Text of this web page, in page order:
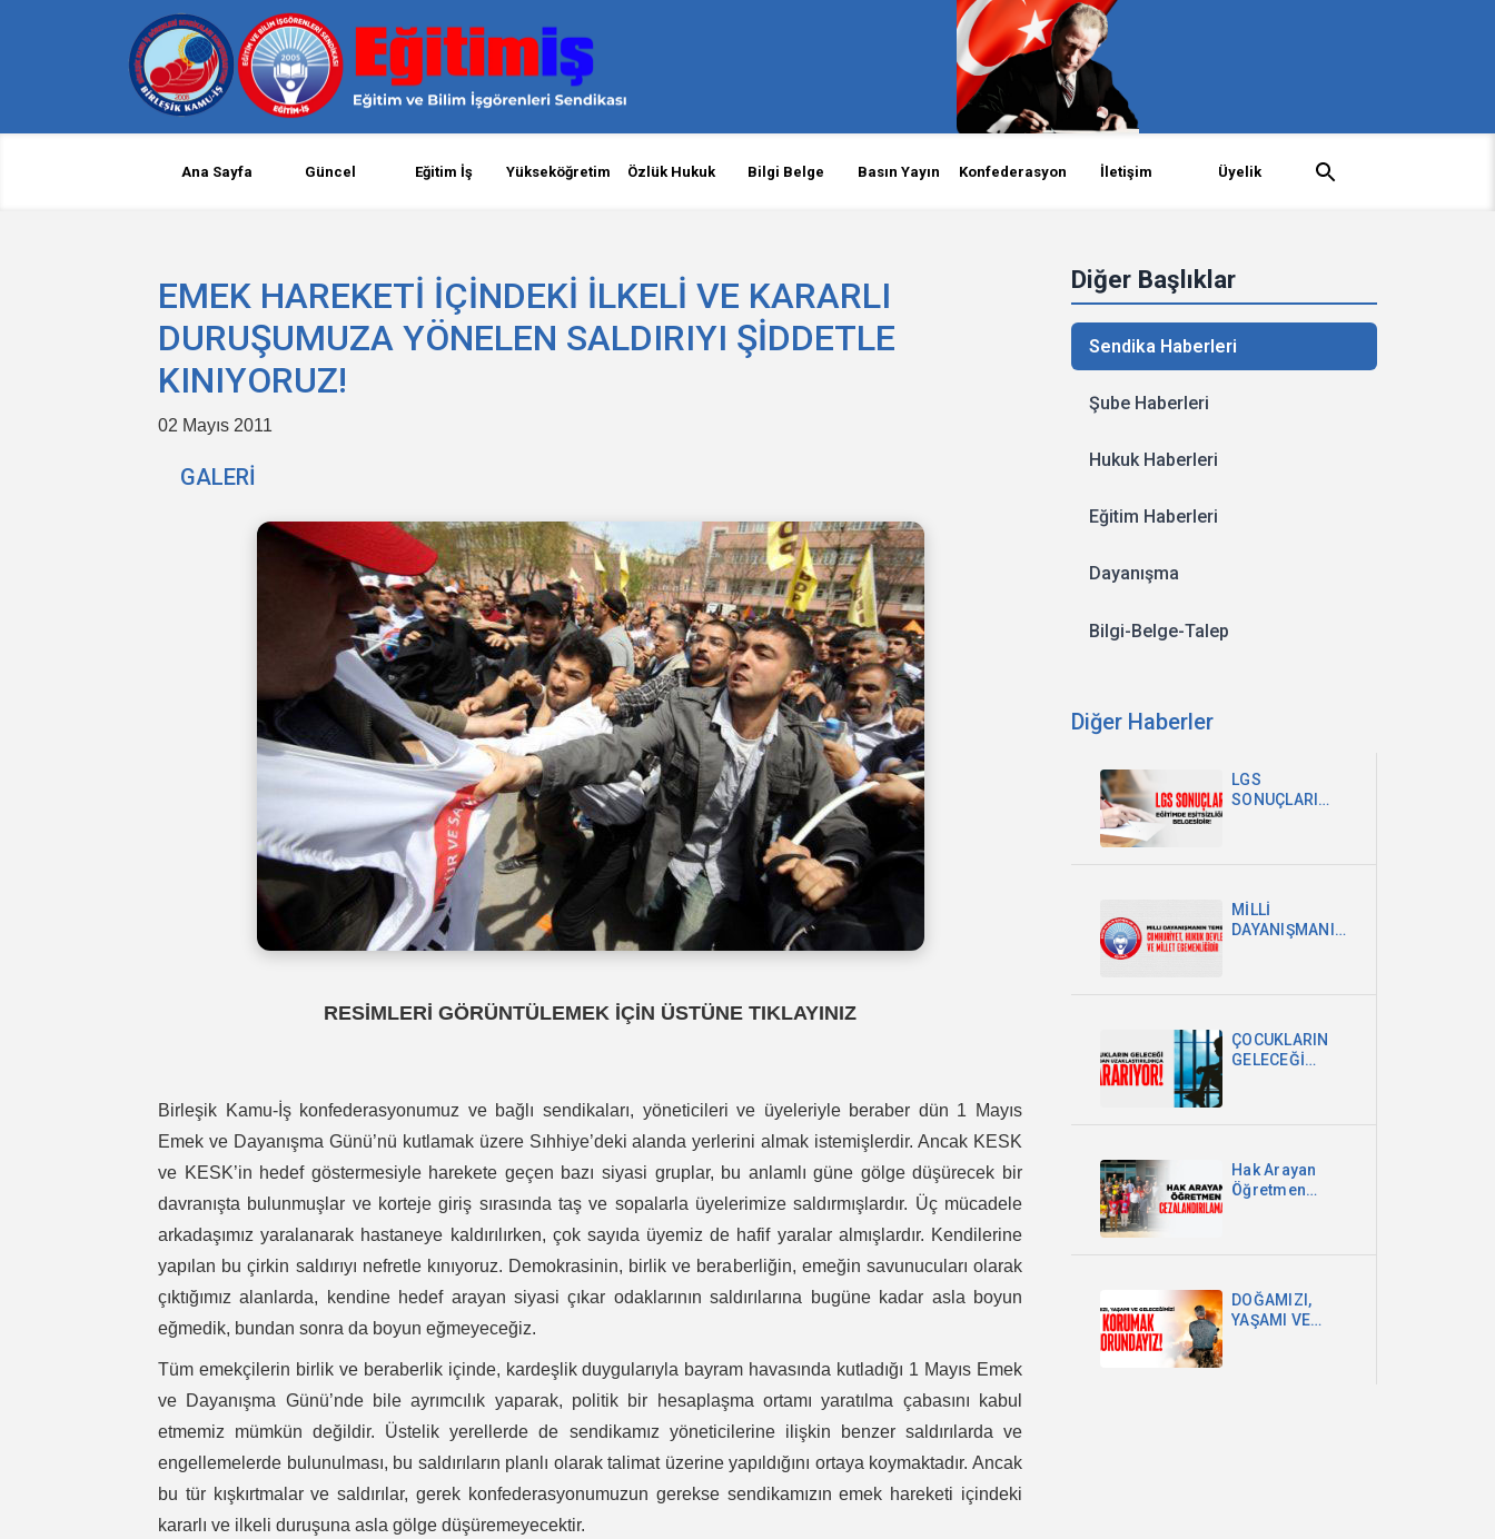
Ana Sayfa Güncel Eğitim İş Yükseköğretim Özlük Hukuk Bilgi Belge Basın Yayın Konfederasyon İletişim Üyelik
Diğer Başlıklar
Sendika Haberleri
Şube Haberleri
Hukuk Haberleri
Eğitim Haberleri
Dayanışma
Bilgi-Belge-Talep
Diğer Haberler
LGS
SONUÇLARI
MİLLİ
DAYANIŞMANIN
MİLLET
EGEMENLİĞİDİR
ÇOCUKLARIN
GELECEĞİ
Hak Arayan
Öğretmen
DOĞAMIZI,
YAŞAMI VE
EMEK HAREKETİ İÇİNDEKİ İLKELİ VE KARARLI
DURUŞUMUZA YÖNELEN SALDIRIYI ŞİDDETLE
KINIYORUZ!
02 Mayıs 2011
GALERİ
RESİMLERİ GÖRÜNTÜLEMEK İÇİN ÜSTÜNE TIKLAYINIZ
Birleşik Kamu-İş konfederasyonumuz ve bağlı sendikaları, yöneticileri ve üyeleriyle beraber dün 1 Mayıs
Emek ve Dayanışma Günü’nü kutlamak üzere Sıhhiye’deki alanda yerlerini almak istemişlerdir. Ancak KESK
ve KESK’in hedef göstermesiyle harekete geçen bazı siyasi gruplar, bu anlamlı güne gölge düşürecek bir
davranışta bulunmuşlar ve korteje giriş sırasında taş ve sopalarla üyelerimize saldırmışlardır. Üç mücadele
arkadaşımız yaralanarak hastaneye kaldırılırken, çok sayıda üyemiz de hafif yaralar almışlardır. Kendilerine
yapılan bu çirkin saldırıyı nefretle kınıyoruz. Demokrasinin, birlik ve beraberliğin, emeğin savunucuları olarak
çıktığımız alanlarda, kendine hedef arayan siyasi çıkar odaklarının saldırılarına bugüne kadar asla boyun
eğmedik, bundan sonra da boyun eğmeyeceğiz.
Tüm emekçilerin birlik ve beraberlik içinde, kardeşlik duygularıyla bayram havasında kutladığı 1 Mayıs Emek
ve Dayanışma Günü’nde bile ayrımcılık yaparak, politik bir hesaplaşma ortamı yaratılma çabasını kabul
etmemiz mümkün değildir. Üstelik yerellerde de sendikamız yöneticilerine ilişkin benzer saldırılarda ve
engellemelerde bulunulması, bu saldırıların planlı olarak talimat üzerine yapıldığını ortaya koymaktadır. Ancak
bu tür kışkırtmalar ve saldırılar, gerek konfederasyonumuzun gerekse sendikamızın emek hareketi içindeki
kararlı ve ilkeli duruşuna asla gölge düşüremeyecektir.